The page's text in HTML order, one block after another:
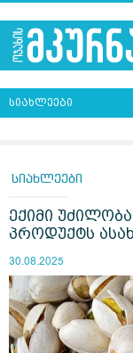
სიახლეები
სიახლეები
ექიმი
პროდუქტს
30.08.2025